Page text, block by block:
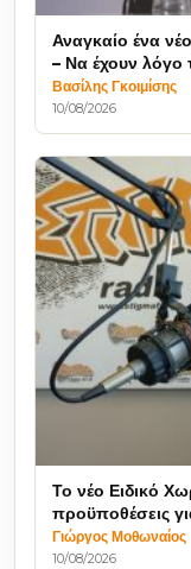
Αναγκαίο ένα
– Να έχουν λόγο
Βασίλης Γκοιμίσης
10/08/2026
Το νέο Ειδικό
προϋποθέσεις
Γιώργος Μοθωναίος
10/08/2026